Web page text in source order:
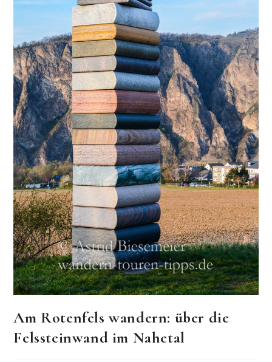
Am Rotenfels wandern: über die
Felssteinwand im Nahetal